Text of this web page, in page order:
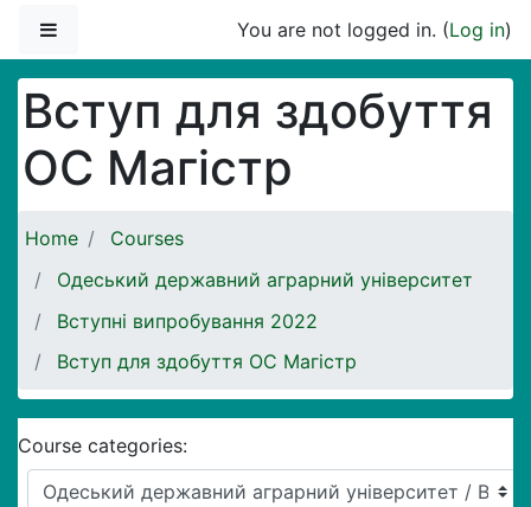
You are not logged in. (Log in)
Вступ для здобуття
ОС Магістр
Home
Courses
Одеський державний аграрний університет
Вступні випробування 2022
Вступ для здобуття ОС Магістр
Course categories: